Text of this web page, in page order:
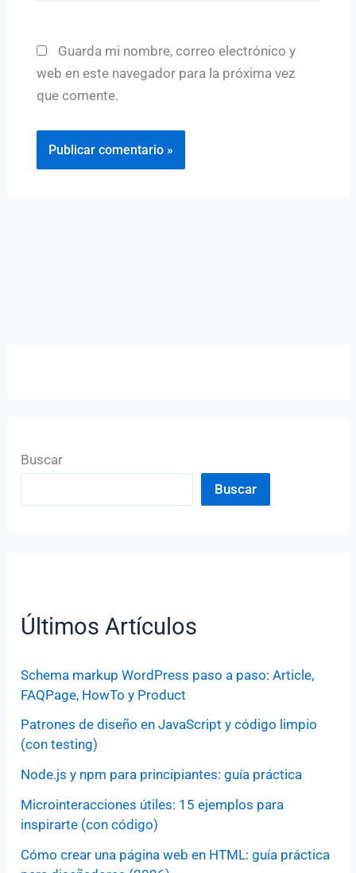
Guarda mi nombre, correo electrónico y
web en este navegador para la próxima vez
que comente.
Buscar
Buscar
Últimos Artículos
Schema markup WordPress paso a paso: Article,
FAQPage, HowTo y Product
Patrones de diseño en JavaScript y código limpio
(con testing)
Node.js y npm para principiantes: guía práctica
Microinteracciones útiles: 15 ejemplos para
inspirarte (con código)
Cómo crear una página web en HTML: guía práctica